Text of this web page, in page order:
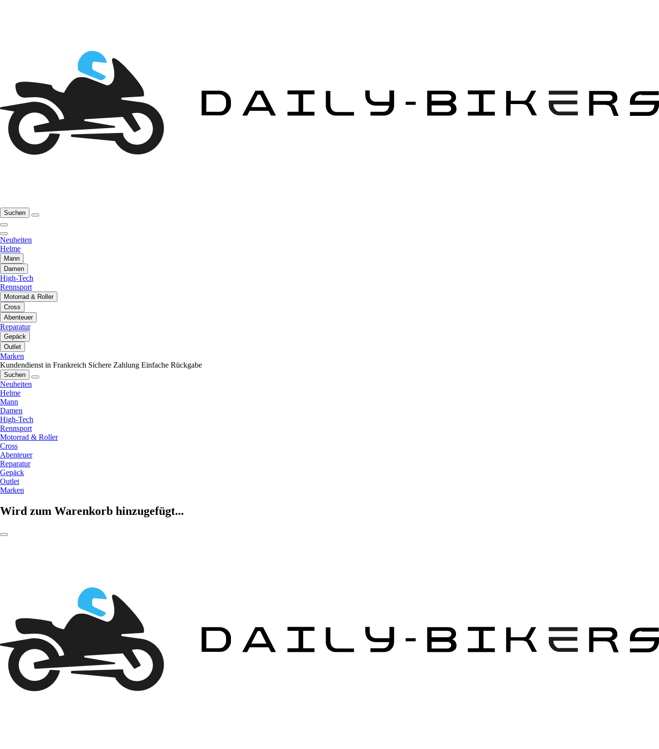
Suchen
Neuheiten
Helme
Mann
Damen
High-Tech
Rennsport
Motorrad & Roller
Cross
Abenteuer
Reparatur
Gepäck
Outlet
Marken
Kundendienst in Frankreich Sichere Zahlung Einfache Rückgabe
Suchen
Neuheiten
Helme
Mann
Damen
High-Tech
Rennsport
Motorrad & Roller
Cross
Abenteuer
Reparatur
Gepäck
Outlet
Marken
Wird zum Warenkorb hinzugefügt...